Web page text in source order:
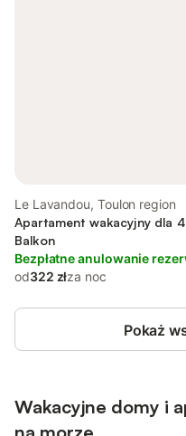
Le Lavandou, Toulon region
Apartament wakacyjny dla
Balkon
Bezpłatne anulowanie
od322 złza noc
Pokaż
Wakacyjne domy i